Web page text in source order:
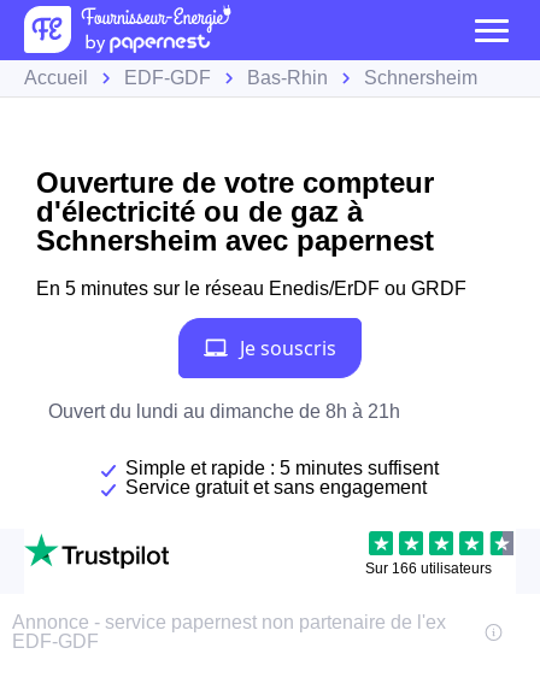
Accueil EDF-GDF Bas-Rhin Schnersheim